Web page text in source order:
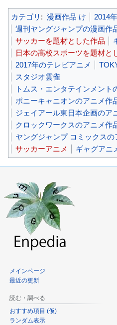
カテゴリ : 漫画作品 け
2014
週刊ヤングジャンプの漫画作
サッカーを題材とした作品
日本の高校スポーツを題材と
2017年のテレビアニメ
スタジオ雲雀
トムス・エンタテインメント
ポニーキャニオンのアニメ作
ジェイアール東日本企画のア
クロックワークスのアニメ作
ヤングジャンプ コミックスの
サッカーアニメ
ギャグアニ
メインページ
最近の更新
読む・調べる
おすすめ項目 (仮)
ランダム表示